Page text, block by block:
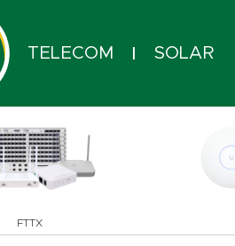
TELECOM SOLAR
FTTX